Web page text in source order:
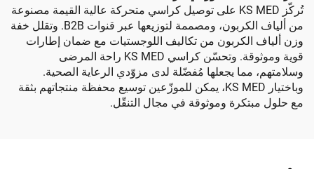
تُركّز KS MED على توصيل كراسي متحركة عالية القيمة مصنوعة
من ألياف الكربون، ومصممة لتوزيعها عبر قنوات B2B. وتقلل خفة
من تكاليف اللوجستيات مع ضمان إطارات
قوية وموثوقة. وتحسّن كراسي KS MED راحة المرضى
يجعلها مُفضّلة لدى مزوّدي الرعاية الصحية.
وباختيار KS MED، يمكن للموزّعين توسيع محفظة منتجاتهم بثقة
وموثوقة في مجال التنقّل.